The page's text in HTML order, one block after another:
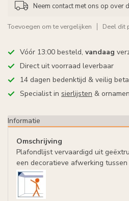
Neem contact met ons op over
Toevoegen om te vergelijken Deel dit
Vóór 13:00 besteld, vandaag
Direct uit voorraad leverbaar
14 dagen bedenktijd & veilig
Specialist in sierlijsten &
Informatie
Omschrijving
Plafondlijst vervaardigd uit
een decoratieve afwerking